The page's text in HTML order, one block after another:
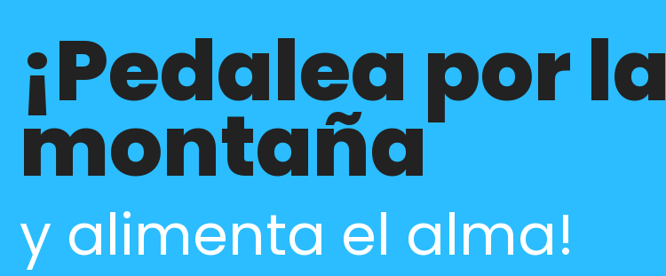
¡Pedalea por la
montaña
y alimenta el alma!